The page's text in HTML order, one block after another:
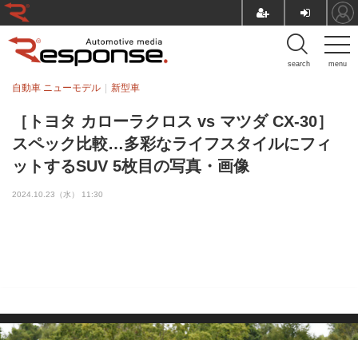
menu
search
［トヨタ カローラクロス vs マツダ CX-30］
スペック比較…多彩なライフスタイルにフィ
ットするSUV 5枚目の写真・画像
自動車 ニューモデル 新型車
2024.10.23（水） 11:30